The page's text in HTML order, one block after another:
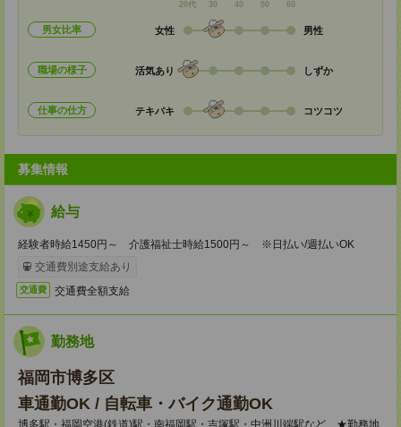
20代 30 40 50 60
男女比率 女性 男性
職場の様子 活気あり しずか
仕事の仕方 テキパキ コツコツ
募集情報
給与
経験者時給1450円～ 介護福祉士時給1500円～ ※日払い/週払いOK
交通費別途支給あり
交通費 交通費全額支給
勤務地
福岡市博多区
車通勤OK / 自転車・バイク通勤OK
博多駅・福岡空港(鉄道)駅・南福岡駅・吉塚駅・中洲川端駅など ★勤務地